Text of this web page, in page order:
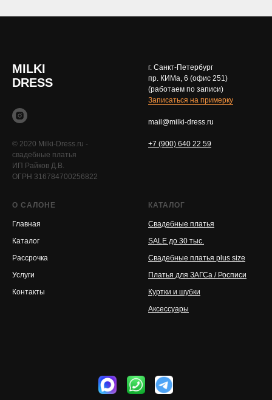
MILKI
DRESS
© 2020 Milki-Dress.ru -
свадебные платья
ИП Райков Д.В.
ОГРН 316784700256822
г. Санкт-Петербург
пр. КИМа, 6 (офис 251)
(работаем по записи)
Записаться на примерку
mail@milki-dress.ru
+7 (900) 640 22 59
О САЛОНЕ
Главная
Каталог
Рассрочка
Услуги
Контакты
КАТАЛОГ
Свадебные платья
SALE до 30 тыс.
Свадебные платья plus size
Платья для ЗАГСа / Росписи
Куртки и шубки
Аксессуары